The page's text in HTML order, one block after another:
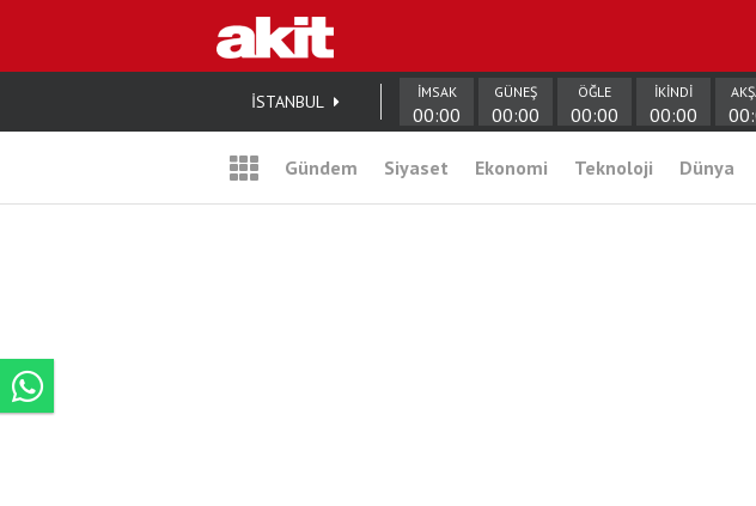
İSTANBUL İMSAK
00:00
GÜNEŞ
00:00
ÖĞLE
00:00
İKİNDİ
00:00
Gündem Siyaset Ekonomi Teknoloji Dünya